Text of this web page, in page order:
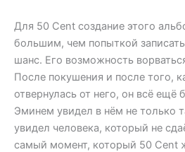
Для 50 Cent создание этого
большим, чем попыткой
шанс. Его возможность
После покушения и после того,
отвернулась от него, он всё ещё
Эминем увидел в нём не только
увидел человека, который не
самый момент, который 50 Cent